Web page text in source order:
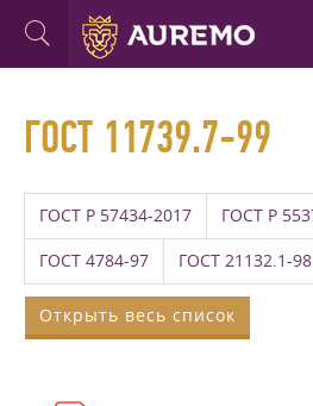
ГОСТ 11739.7-99
ГОСТ Р 57434-2017 ГОСТ Р
ГОСТ 4784-97 ГОСТ 21132.1-98
Открыть весь список